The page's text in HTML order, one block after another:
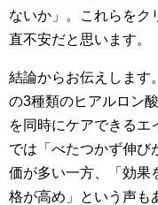
ないか」。これらをク
直不安だと思います。
結論からお伝えします
の3種類のヒアルロン
を同時にケアできるエ
では「べたつかず伸び
価が多い一方、「効果
格が高め」という声も